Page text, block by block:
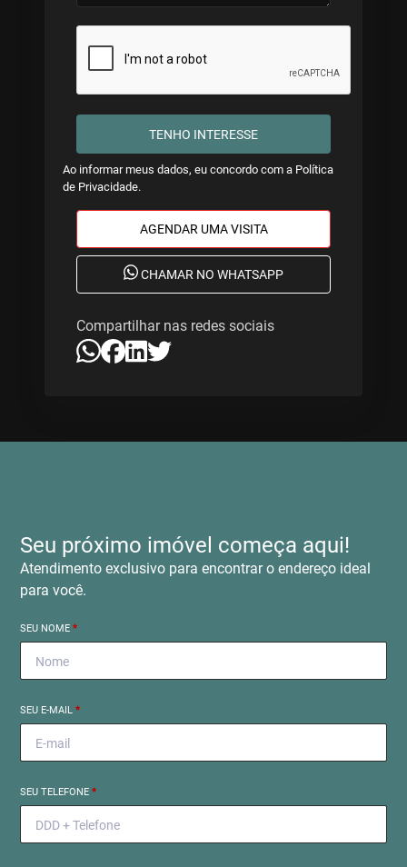
TENHO INTERESSE
Ao informar meus dados, eu concordo com a Política
de Privacidade.
AGENDAR UMA VISITA
CHAMAR NO WHATSAPP
Compartilhar nas redes sociais
Seu próximo imóvel começa aqui!
Atendimento exclusivo para encontrar o endereço ideal
para você.
SEU NOME*
SEU E-MAIL*
SEU TELEFONE*